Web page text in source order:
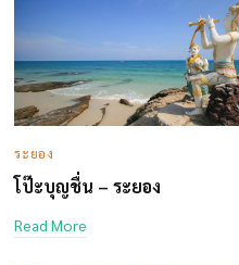
ระยอง
โป๊ะบุญชื่น – ระยอง
Read More